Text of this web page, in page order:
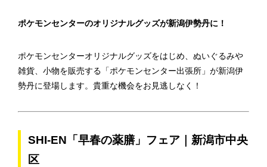
ポケモンセンターのオリジナルグッズが新潟伊勢丹に！
ポケモンセンターオリジナルグッズをはじめ、ぬいぐるみや
雑貨、小物を販売する「ポケモンセンター出張所」が新潟伊
勢丹に登場します。貴重な機会をお見逃しなく！
SHI-EN「早春の薬膳」フェア｜新潟市中央
区